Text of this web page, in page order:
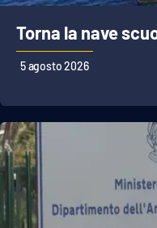
LAC
Lactv.it
Laconair.it
Torna la nave
5 agosto 2026